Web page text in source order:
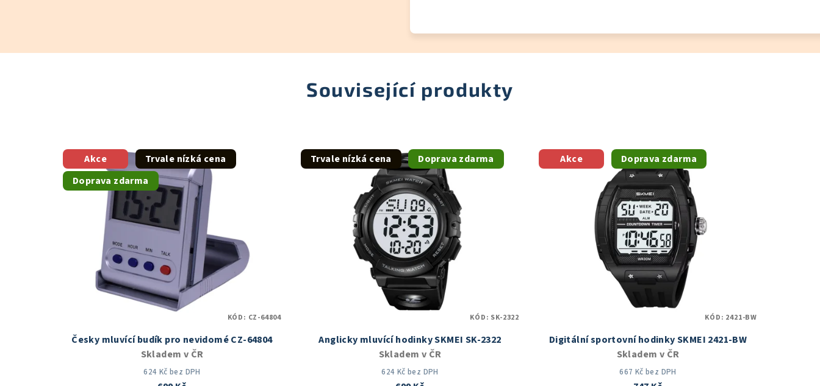
Související produkty
Akce
Trvale nízká cena
Doprava zdarma
Česky mluvící budík pro nevidomé CZ-64804
Skladem v ČR
624 Kč bez DPH
KÓD: CZ-64804
Trvale nízká cena Doprava zdarma
Anglicky mluvící hodinky SKMEI SK-2322
Skladem v ČR
624 Kč bez DPH
KÓD: SK-2322
Akce Doprava zdarma
Digitální sportovní hodinky SKMEI 2421-BW
Skladem v ČR
667 Kč bez DPH
KÓD: 2421-BW